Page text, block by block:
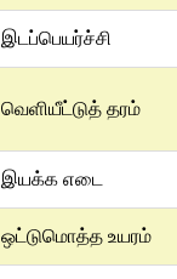
இடப்பெயர்ச்சி
வெளியீட்டுத் தரம்
இயக்க எடை
ஒட்டுமொத்த உயரம்